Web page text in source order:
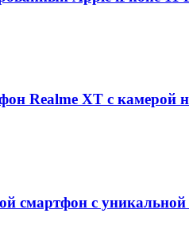
Realme XT с камерой
смартфон с